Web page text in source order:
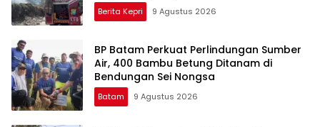
Berita Kepri 9 Agustus 2026
BP Batam Perkuat Perlindungan Sumber
Air, 400 Bambu Betung Ditanam di
Bendungan Sei Nongsa
Batam 9 Agustus 2026